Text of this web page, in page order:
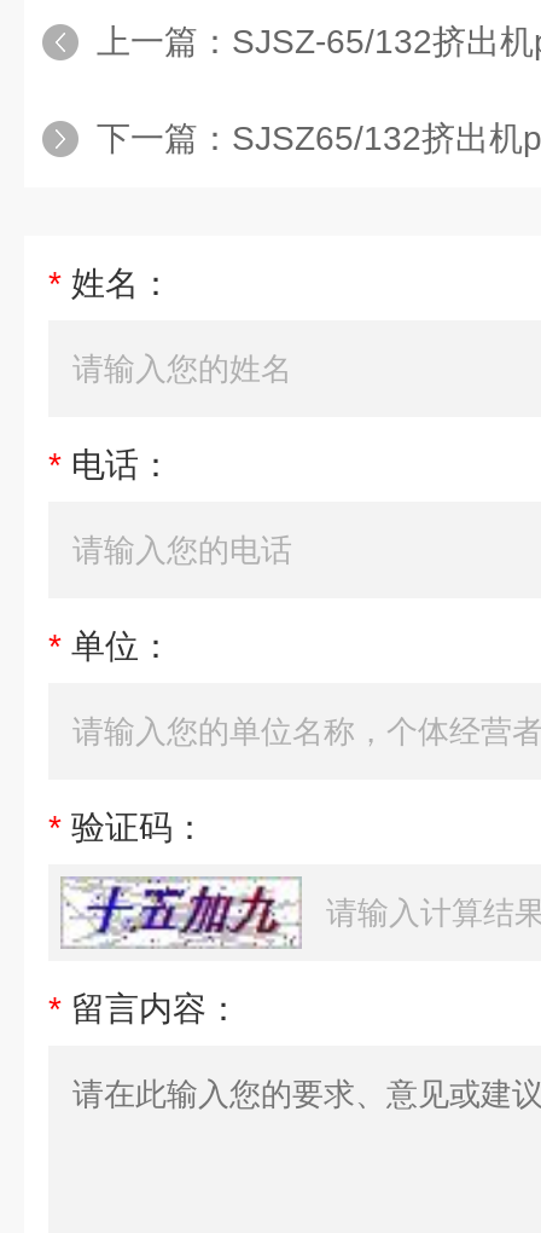
上一篇： SJSZ-65/132挤出
下一篇： SJSZ65/132挤出机pvc50-
* 姓名：
* 电话：
* 单位：
* 验证码：
* 留言内容：